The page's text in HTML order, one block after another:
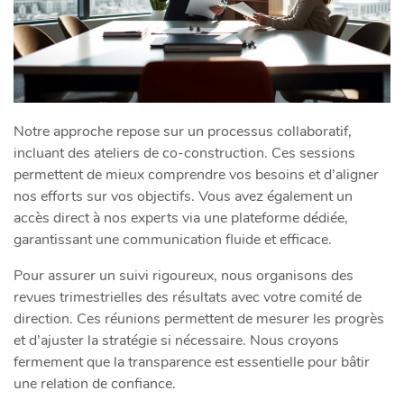
Notre approche repose sur un processus collaboratif,
incluant des ateliers de co-construction. Ces sessions
permettent de mieux comprendre vos besoins et d’aligner
nos efforts sur vos objectifs. Vous avez également un
accès direct à nos experts via une plateforme dédiée,
garantissant une communication fluide et efficace.
Pour assurer un suivi rigoureux, nous organisons des
revues trimestrielles des résultats avec votre comité de
direction. Ces réunions permettent de mesurer les progrès
et d’ajuster la stratégie si nécessaire. Nous croyons
fermement que la transparence est essentielle pour bâtir
une relation de confiance.